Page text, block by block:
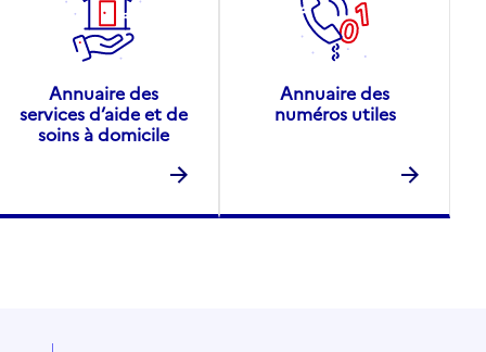
Annuaire des
services d’aide et de
soins à domicile
Annuaire des
numéros utiles